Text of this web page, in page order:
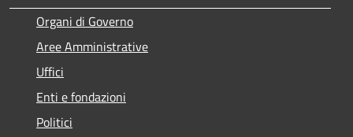
Organi di Governo
Aree Amministrative
Uffici
Enti e fondazioni
Politici